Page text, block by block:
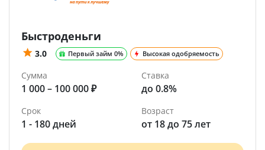
Быстроденьги
3.0 Первый займ 0% Высокая одобряемость
Сумма
1 000 – 100 000 ₽
Ставка
до 0.8%
Срок
1 - 180 дней
Возраст
от 18 до 75 лет